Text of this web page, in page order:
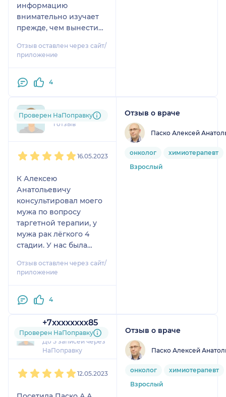
информацию
внимательно изучает
прежде, чем вынести
лечение у Алексея
Анатольевича в
все вопросы всегда
развёрнуто! Все мои
панические поведения
:-)))) успокаивал. Всегда
впечатлило владение
информацией о
изменений и
нововведений в
онкологии.!!!
Спасибо Вам большое
,Алексей
Анатольевич!!!
Отзыв оставлен через сайт/
приложение
4
gli....@....ru
1 отзыв
Проверен НаПоправку
16.05.2023
К Алексею
Анатольевичу
консультировал моего
мужа по вопросу
таргетной терапии, у
мужа рак лёгкого 4
стадии. У нас была
доктор на все вопросы
дал нам
информацию, мы
понимание картины
болезни и тактики
лечения. Очень
доброжелательный
врач, объясняет всё
простыми, понятными
Отзыв оставлен через сайт/
приложение
4
Отзыв о враче
Паско Алексей
онколог
химиотерапевт
Взрослый
+7xxxxxxxx85
4 отзыва
До 5 записей через
НаПоправку
Проверен НаПоправку
12.05.2023
Отзыв о враче
Паско Алексей
онколог
химиотерапевт
Взрослый